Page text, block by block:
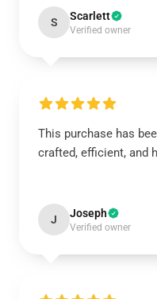
S Scarlett
Verified owner
This purchase has
crafted, efficient, and
J Joseph
Verified owner